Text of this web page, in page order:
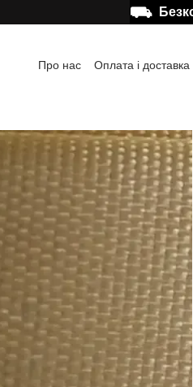
⛟
Про нас Оплата і доставка